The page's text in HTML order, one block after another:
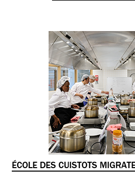
ÉCOLE DES CUISTOTS